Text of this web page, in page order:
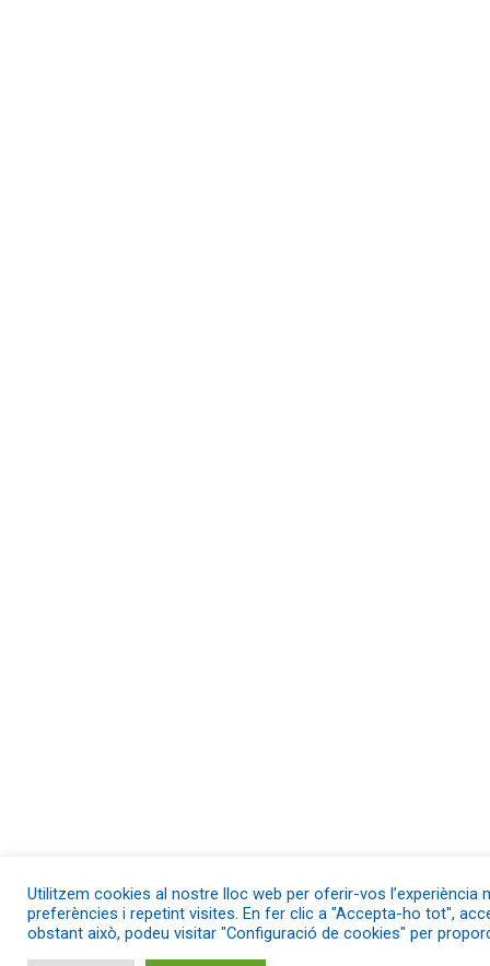
Utilitzem cookies al nostre lloc web per oferir-vos l’experiència
preferències i repetint visites. En fer clic a "Accepta-ho tot",
obstant això, podeu visitar "Configuració de cookies" per